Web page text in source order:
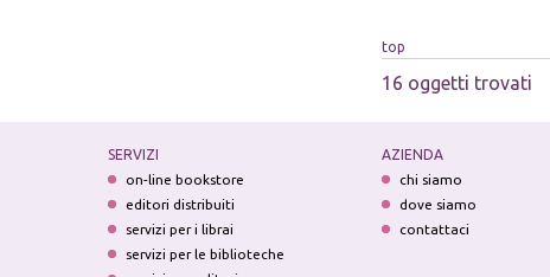
top
16 oggetti trovati
SERVIZI
on-line bookstore
editori distribuiti
servizi per i librai
servizi per le biblioteche
AZIENDA
chi siamo
dove siamo
contattaci